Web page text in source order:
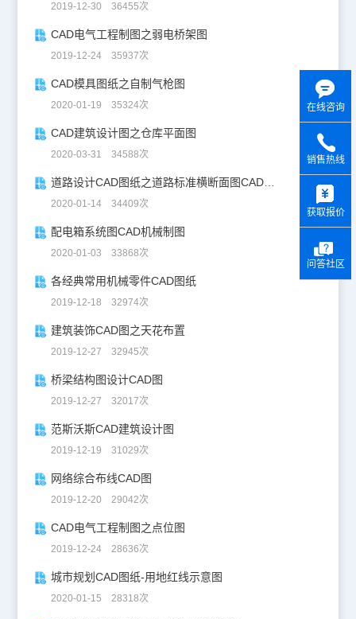
2019-12-30 36455次
CAD电气工程制图之弱电桥架图
2019-12-24 35937次
CAD模具图纸之自制气枪图
2020-01-19 35324次
CAD建筑设计图之仓库平面图
2020-03-31 34588次
道路设计CAD图纸之道路标准横断面图CAD图纸
2020-01-14 34409次
配电箱系统图CAD机械制图
2020-01-03 33868次
各经典常用机械零件CAD图纸
2019-12-18 32974次
建筑装饰CAD图之天花布置
2019-12-27 32945次
桥梁结构图设计CAD图
2019-12-27 32017次
范斯沃斯CAD建筑设计图
2019-12-19 31029次
网络综合布线CAD图
2019-12-20 29042次
CAD电气工程制图之点位图
2019-12-24 28636次
城市规划CAD图纸-用地红线示意图
2020-01-15 28318次
在线咨询
销售热线
获取报价
问答社区